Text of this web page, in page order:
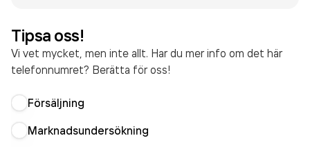
Tipsa oss!
Vi vet mycket, men inte allt. Har du mer info om det här
telefonnumret? Berätta för oss!
Försäljning
Marknadsundersökning